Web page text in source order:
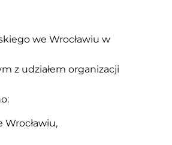
we Wrocławiu w
z udziałem organizacji